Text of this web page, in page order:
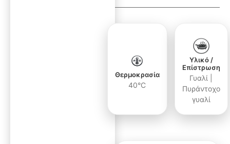
Θερμοκρασία
40°C
Υλικό /
Επίστρωση
Γυαλί |
Πυράντοχο
γυαλί